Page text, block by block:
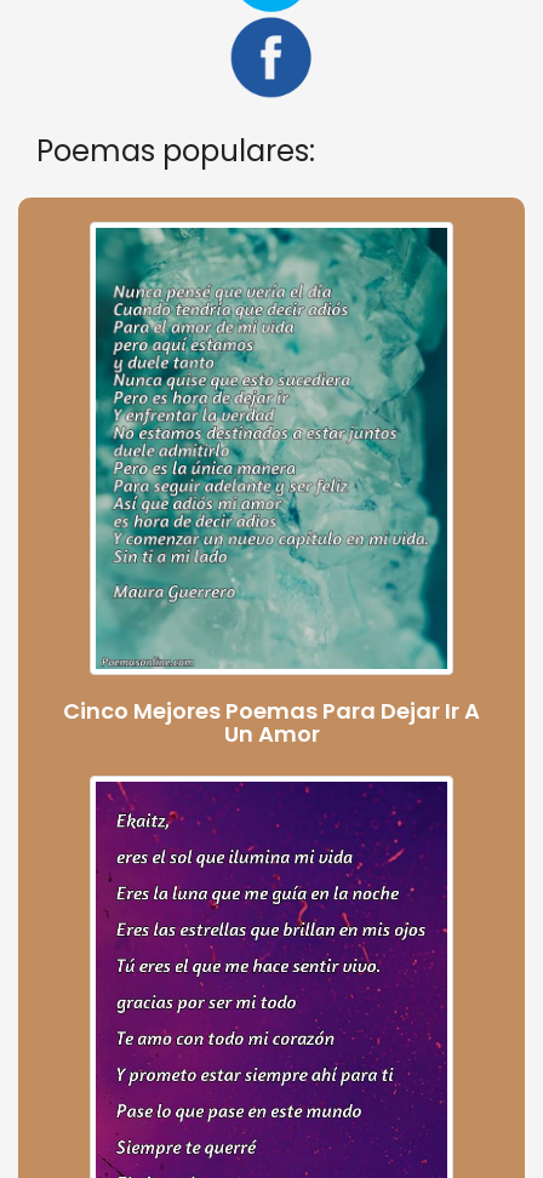
Poemas populares:
Cinco Mejores Poemas Para Dejar Ir A
Un Amor